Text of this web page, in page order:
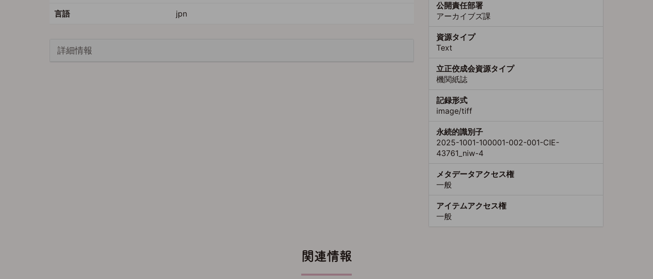
言語 jpn
詳細情報
公開責任部署
アーカイブズ課
資源タイプ
Text
立正佼成会資源タイプ
機関紙誌
記録形式
image/tiff
永続的識別子
2025-1001-100001-002-001-CIE-
43761_niw-4
メタデータアクセス権
一般
アイテムアクセス権
一般
関連情報